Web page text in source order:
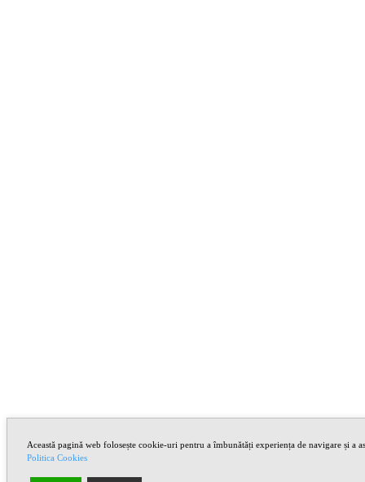
Această pagină web folosește cookie-uri pentru a îmbunătăți experiența de navigare și
Politica Cookies